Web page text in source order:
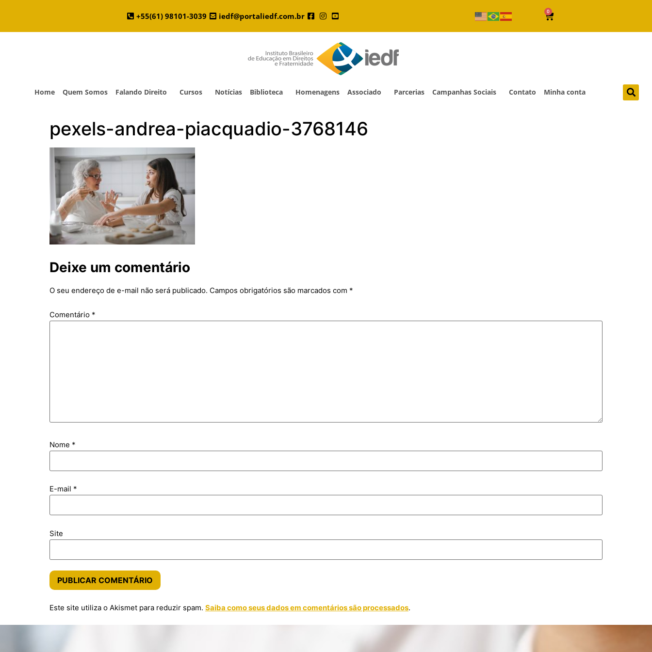
+55(61) 98101-3039 iedf@portaliedf.com.br 0
Home Quem Somos Falando Direito Cursos Notícias Biblioteca Homenagens Associado Parcerias Campanhas Sociais Contato Minha conta
pexels-andrea-piacquadio-3768146
Deixe um comentário
O seu endereço de e-mail não será publicado. Campos obrigatórios são marcados com *
Comentário *
Nome *
E-mail *
Site
Este site utiliza o Akismet para reduzir spam. Saiba como seus dados em comentários são processados.